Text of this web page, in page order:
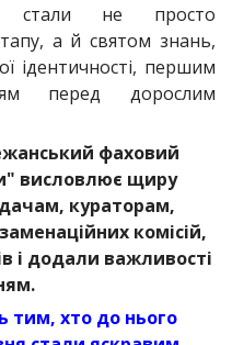
стали не просто
а й святом знань,
ідентичності, першим
перед дорослим
фаховий
висловлює щиру
кураторам,
комісій,
і додали важливості
тим, хто до нього